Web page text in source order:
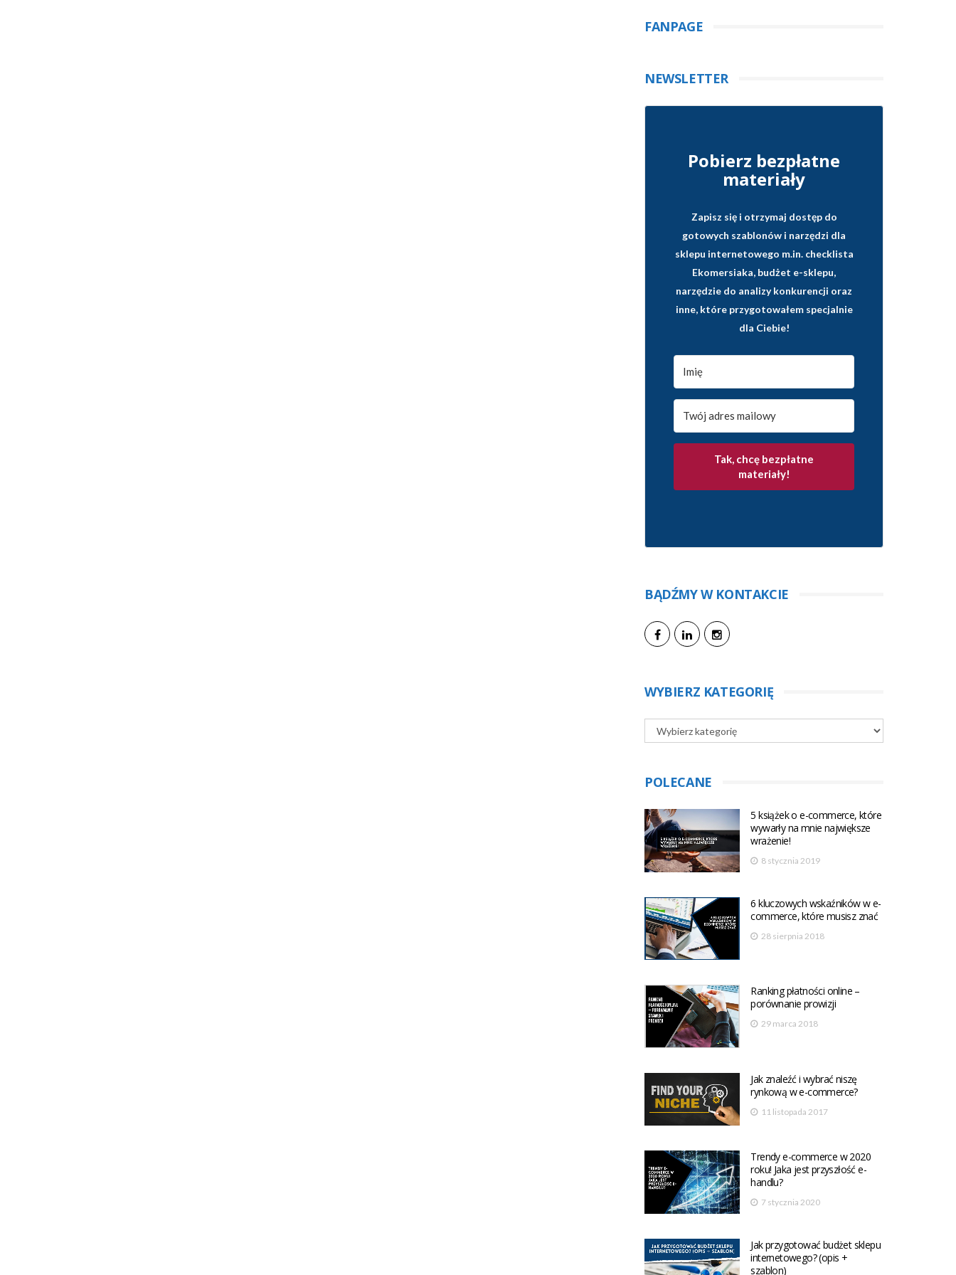
FANPAGE
NEWSLETTER
Pobierz bezpłatne
materiały
Zapisz się i otrzymaj dostęp do
gotowych szablonów i narzędzi dla
sklepu internetowego m.in. checklista
Ekomersiaka, budżet e-sklepu,
narzędzie do analizy konkurencji oraz
inne, które przygotowałem specjalnie
dla Ciebie!
Tak, chcę bezpłatne
materiały!
BĄDŹMY W KONTAKCIE
WYBIERZ KATEGORIĘ
POLECANE
5 książek o e-commerce, które
wywarły na mnie największe
wrażenie!
8 stycznia 2019
6 kluczowych wskaźników w e-
commerce, które musisz znać
28 sierpnia 2018
Ranking płatności online –
porównanie prowizji
29 marca 2018
Jak znaleźć i wybrać niszę
rynkową w e-commerce?
11 listopada 2017
Trendy e-commerce w 2020
roku! Jaka jest przyszłość e-
handlu?
7 stycznia 2020
Jak przygotować budżet sklepu
internetowego? (opis +
szablon)